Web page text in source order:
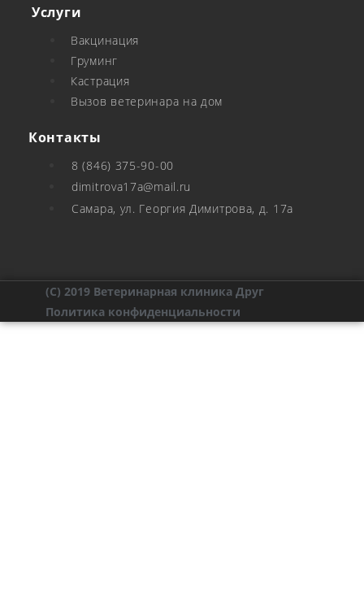
Услуги
Вакцинация
Груминг
Кастрация
Вызов ветеринара на дом
Контакты
8 (846) 375-90-00
dimitrova17a@mail.ru
Самара, ул. Георгия Димитрова, д. 17а
(C) 2019 Ветеринарная клиника Друг
Политика конфиденциальности